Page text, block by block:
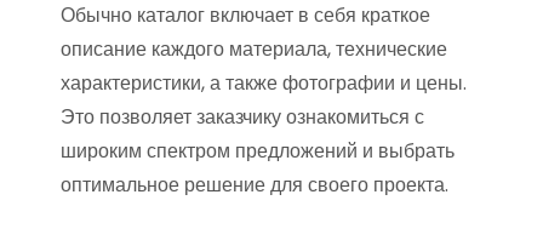
Обычно каталог включает в себя краткое
описание каждого материала, технические
характеристики, а также фотографии и цены.
Это позволяет заказчику ознакомиться с
широким спектром предложений и выбрать
оптимальное решение для своего проекта.